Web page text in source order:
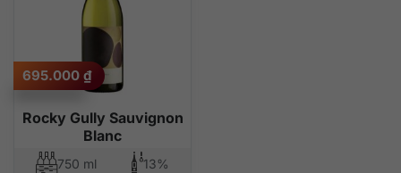
Rocky Gully Sauvignon
Blanc
695.000 ₫
750 ml 13%